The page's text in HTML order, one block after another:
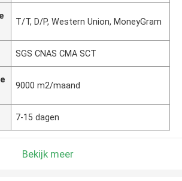
T/T, D/P, Western Union, MoneyGram
SGS CNAS CMA SCT
9000 m2/maand
7-15 dagen
Bekijk meer